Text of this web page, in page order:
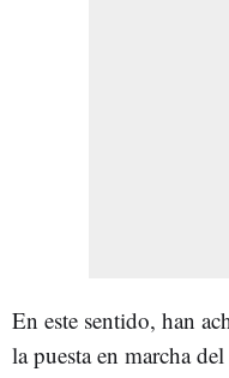
En este sentido, han
la puesta en marcha